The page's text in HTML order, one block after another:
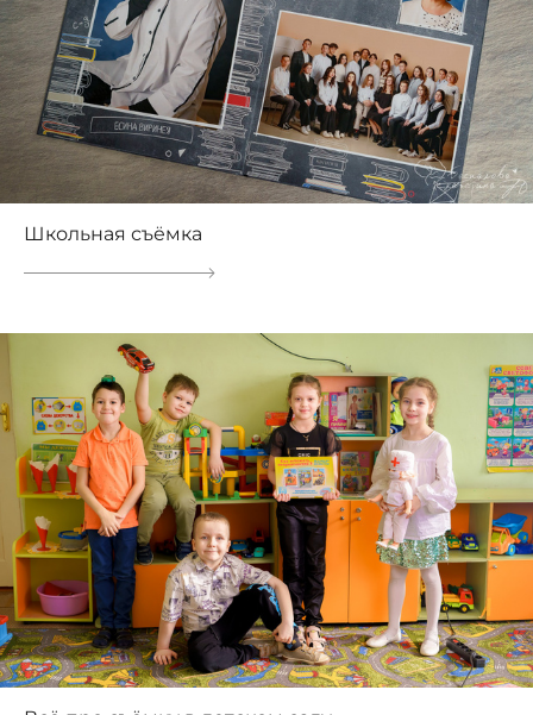
Школьная съёмка